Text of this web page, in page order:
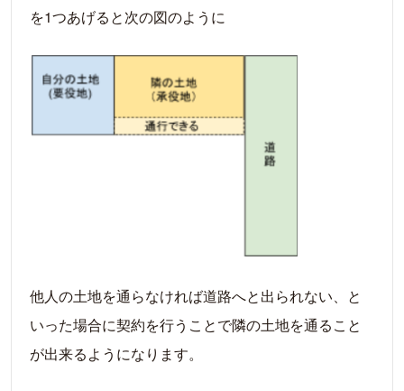
を1つあげると次の図のように
他人の土地を通らなければ道路へと出られない、と
いった場合に契約を行うことで隣の土地を通ること
が出来るようになります。